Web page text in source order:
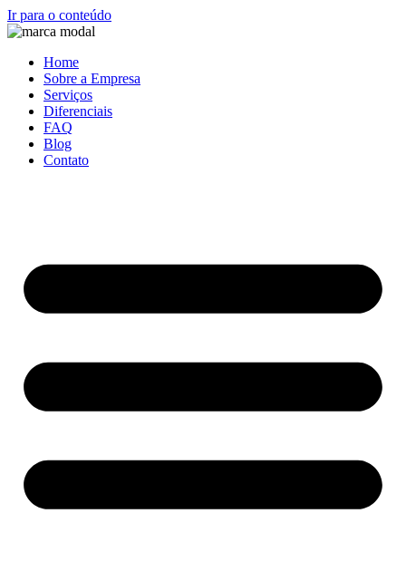
Ir para o conteúdo
Home
Sobre a Empresa
Serviços
Diferenciais
FAQ
Blog
Contato